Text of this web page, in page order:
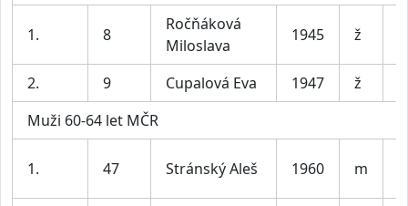
1. 8
Ročňáková
Miloslava
1945 ž
2. 9 Cupalová Eva 1947 ž
Muži 60-64 let MČR
1. 47 Stránský Aleš 1960 m